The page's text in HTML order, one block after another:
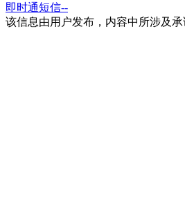
即时通短信--
该信息由用户发布，内容中所涉及